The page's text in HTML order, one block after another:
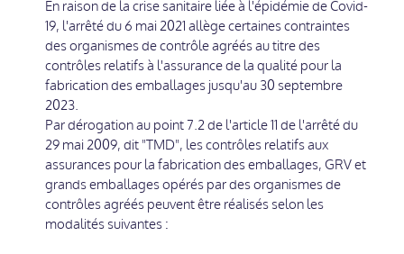
En raison de la crise sanitaire liée à l'épidémie de Covid-
19, l'arrêté du 6 mai 2021 allège certaines contraintes
des organismes de contrôle agréés au titre des
contrôles relatifs à l'assurance de la qualité pour la
fabrication des emballages jusqu'au 30 septembre
2023.
Par dérogation au point 7.2 de l'article 11 de l'arrêté du
29 mai 2009, dit "TMD", les contrôles relatifs aux
assurances pour la fabrication des emballages, GRV et
grands emballages opérés par des organismes de
contrôles agréés peuvent être réalisés selon les
modalités suivantes :